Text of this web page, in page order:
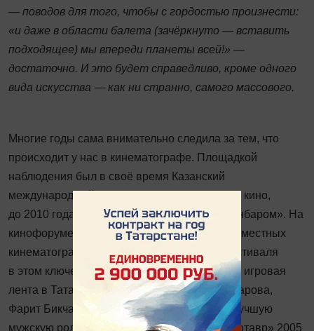
— поводов для того, чтобы с гордостью произнести:
«и даже в области балета (зачёркнуто — вставить
подходящее) мы впереди планеты всей!» —
достаточно. И это будет справедливо, кроме одного
вида искусства — как ни странно, самого массового.
Многие годы сама внимательно следила за тем, что
происходит у нас в кинематографе. Площадкой
наблюдения был в своё время Казанский
международный фес­тиваль мусульманского кино,
до 2010 года именовавшийся «Золотым Минбаром». На
кинофоруме всегда представляют и работы местных
кинематографистов. Событием первого фестиваля
в этом ключе стала первая полнометражная игровая
лента в Татарстане «Куктау» Ильдара Ягафарова,
Фарит Бикчантаев получил тогда приз «За лучшую
мужскую роль». (Кстати, на фестивале «Кинотавр» 2005